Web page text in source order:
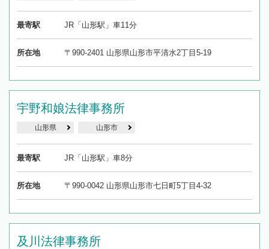
最寄駅 JR「山形駅」車11分
所在地 〒990-2401 山形県山形市平清水2丁目5-19
宇野和娘法律事務所
山形県 山形市
最寄駅 JR「山形駅」車8分
所在地 〒990-0042 山形県山形市七日町5丁目4-32
及川法律事務所